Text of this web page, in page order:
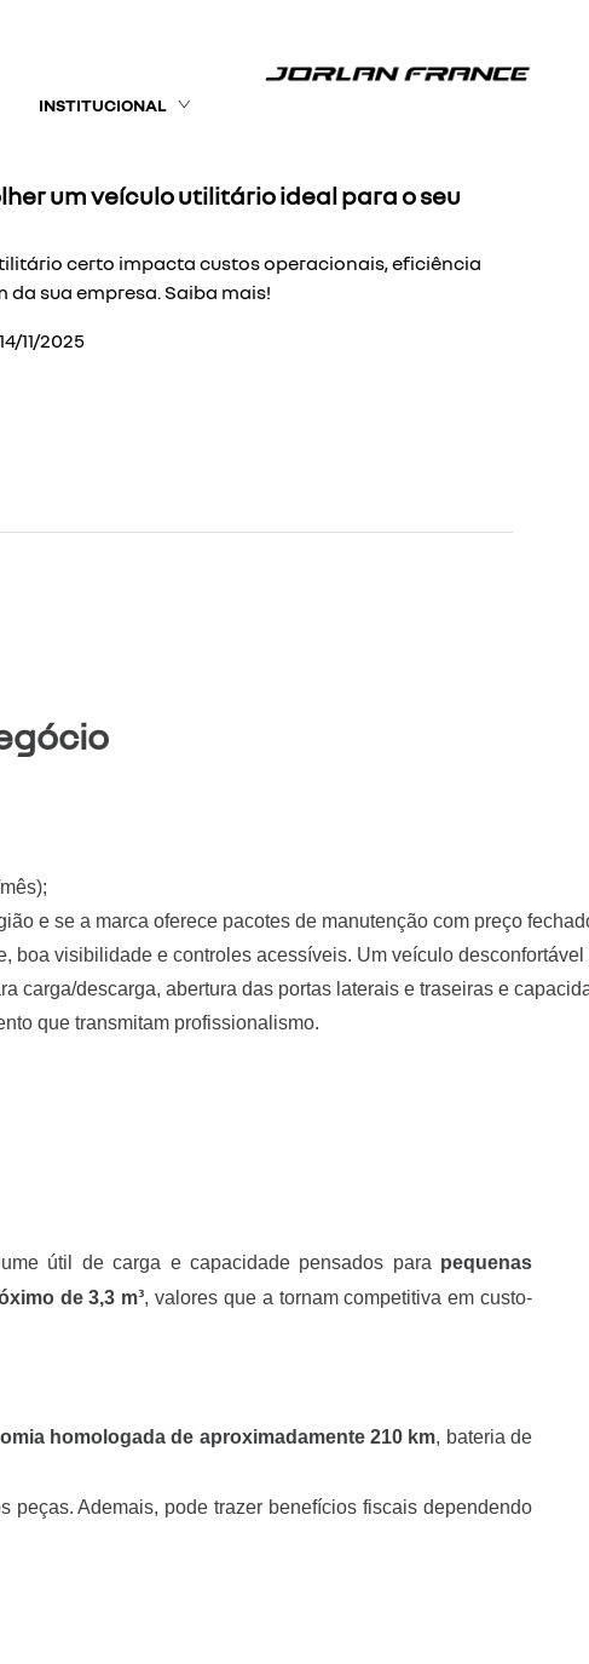
INSTITUCIONAL
um veículo utilitário ideal para o seu
certo impacta custos operacionais, eficiência
da sua empresa. Saiba mais!
11/2025
e se a marca oferece pacotes de manutenção com preço
visibilidade e controles acessíveis. Um veículo
carga/descarga, abertura das portas laterais e traseiras e
que transmitam profissionalismo.
útil de carga e capacidade pensados para pequenas
de 3,3 m³, valores que a tornam competitiva em custo-
homologada de aproximadamente 210 km, bateria de
peças. Ademais, pode trazer benefícios fiscais dependendo